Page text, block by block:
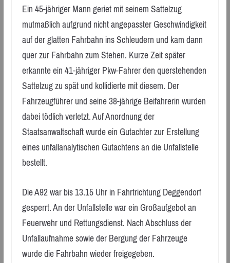
Ein 45-jähriger Mann geriet mit seinem Sattelzug
mutmaßlich aufgrund nicht angepasster Geschwindigkeit
auf der glatten Fahrbahn ins Schleudern und kam dann
quer zur Fahrbahn zum Stehen. Kurze Zeit später
erkannte ein 41-jähriger Pkw-Fahrer den querstehenden
Sattelzug zu spät und kollidierte mit diesem. Der
Fahrzeugführer und seine 38-jährige Beifahrerin wurden
dabei tödlich verletzt. Auf Anordnung der
Staatsanwaltschaft wurde ein Gutachter zur Erstellung
eines unfallanalytischen Gutachtens an die Unfallstelle
bestellt.
Die A92 war bis 13.15 Uhr in Fahrtrichtung Deggendorf
gesperrt. An der Unfallstelle war ein Großaufgebot an
Feuerwehr und Rettungsdienst. Nach Abschluss der
Unfallaufnahme sowie der Bergung der Fahrzeuge
wurde die Fahrbahn wieder freigegeben.